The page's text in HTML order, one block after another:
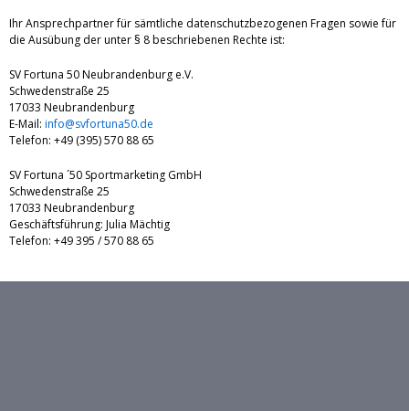
Ihr Ansprechpartner für sämtliche datenschutzbezogenen Fragen sowie für
die Ausübung der unter § 8 beschriebenen Rechte ist:
SV Fortuna 50 Neubrandenburg e.V.
Schwedenstraße 25
17033 Neubrandenburg
E-Mail: info@svfortuna50.de
Telefon: +49 (395) 570 88 65
SV Fortuna ´50 Sportmarketing GmbH
Schwedenstraße 25
17033 Neubrandenburg
Geschäftsführung: Julia Mächtig
Telefon: +49 395 / 570 88 65